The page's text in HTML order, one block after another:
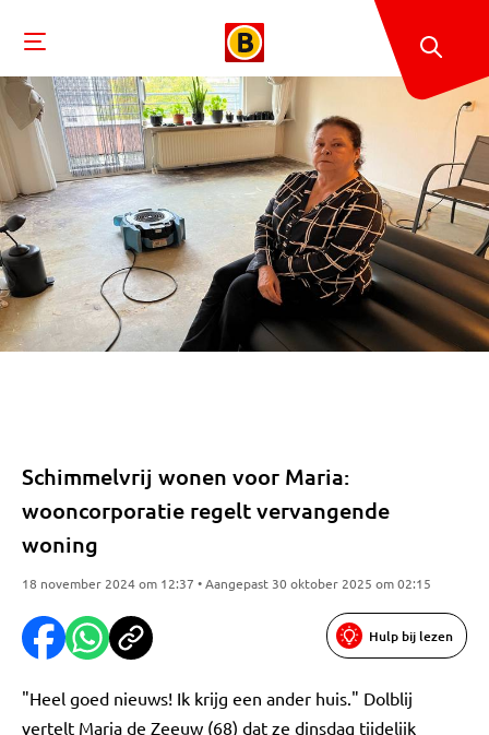
Schimmelvrij wonen voor Maria:
wooncorporatie regelt vervangende
woning
18 november 2024 om 12:37 • Aangepast 30 oktober 2025 om 02:15
Hulp bij lezen
"Heel goed nieuws! Ik krijg een ander huis." Dolblij
vertelt Maria de Zeeuw (68) dat ze dinsdag tijdelijk